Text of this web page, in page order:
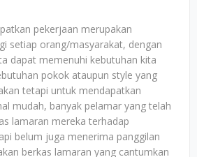
pekerjaan merupakan
setiap orang/masyarakat, dengan
dapat memenuhi kebutuhan kita
pokok ataupun style yang
tetapi untuk mendapatkan
mudah, banyak pelamar yang telah
lamaran mereka terhadap
belum juga menerima panggilan
berkas lamaran yang cantumkan